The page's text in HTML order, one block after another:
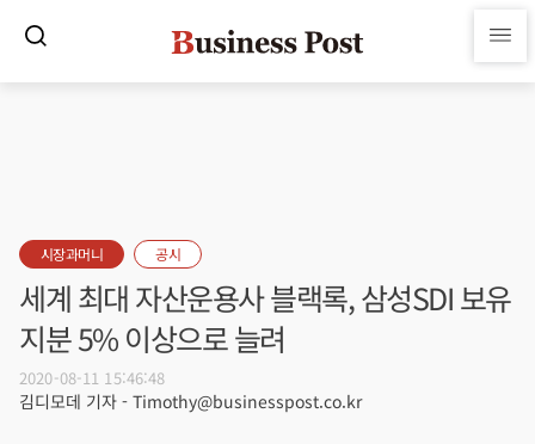
시장과머니 공시
세계 최대 자산운용사 블랙록, 삼성SDI 보유
지분 5% 이상으로 늘려
2020-08-11 15:46:48
김디모데 기자 - Timothy@businesspost.co.kr